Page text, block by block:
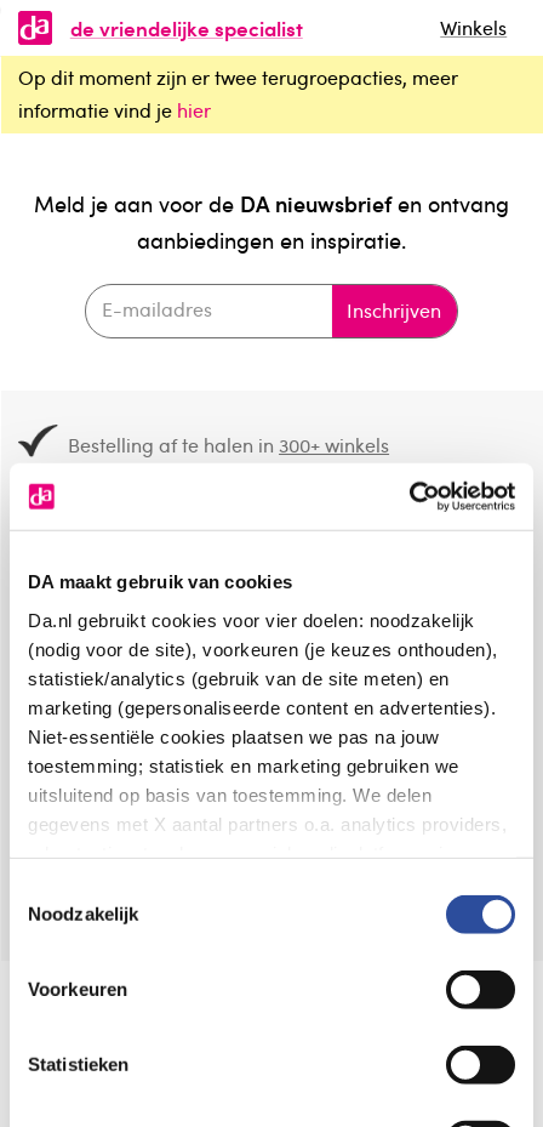
DA maakt gebruik van cookies
Da.nl gebruikt cookies voor vier doelen: noodzakelijk
(nodig voor de site), voorkeuren (je keuzes onthouden),
statistiek/analytics (gebruik van de site meten) en
marketing (gepersonaliseerde content en advertenties).
Niet-essentiële cookies plaatsen we pas na jouw
toestemming; statistiek en marketing gebruiken we
uitsluitend op basis van toestemming. We delen
gegevens met X aantal partners o.a. analytics providers,
en de bewaartermijnen per categorie. Je kunt je keuze op
gegevensverwerking staat in de
Privacyverklaring
Noodzakelijk
Voorkeuren
Statistieken
de vriendelijke specialist
Winkels
Op dit moment zijn er twee terugroepacties, meer
informatie vind je hier
Meld je aan voor de DA nieuwsbriefen ontvang
aanbiedingen en inspiratie.
Inschrijven
Bestelling af te halen in300+ winkels
8.6 uit4.106 reviews
Over DA
Klantenservice
Assortiment
VolgDAop:
Online aanbieder medicijnen
webshop mag verkopen.